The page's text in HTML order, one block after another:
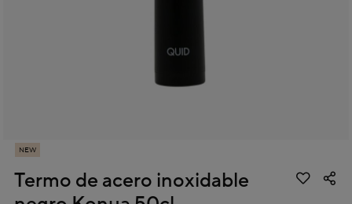
NEW
Termo de acero inoxidable